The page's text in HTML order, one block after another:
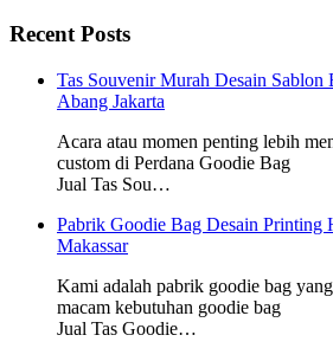
Recent Posts
Tas Souvenir Murah Desain Sablon
Abang Jakarta
Acara atau momen penting lebih
custom di Perdana Goodie Bag
Jual Tas Sou…
Pabrik Goodie Bag Desain Printing
Makassar
Kami adalah pabrik goodie bag
macam kebutuhan goodie bag
Jual Tas Goodie…